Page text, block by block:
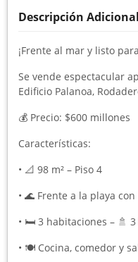
Descripción Adicional
¡Frente al mar y listo
Se vende espectacular
Edificio Palanoa,
💰 Precio: $600 millones
Características:
• 📐 98 m² – Piso 4
• 🌊 Frente a la playa
• 🛏️ 3 habitaciones – 🚿
• 🍽️ Cocina, comedor y